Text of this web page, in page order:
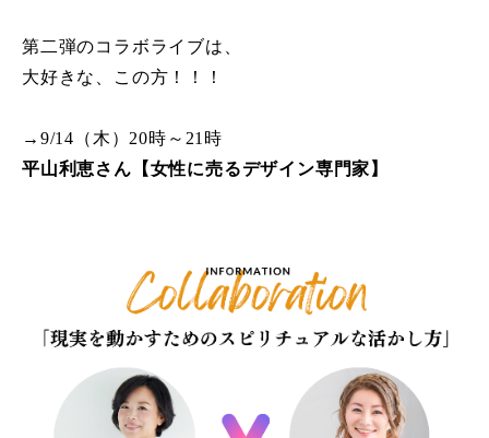
第二弾のコラボライブは、
大好きな、この方！！！
→9/14（木）20時～21時
平山利恵さん【女性に売るデザイン専門家】